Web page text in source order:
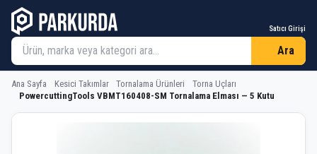
Satıcı Girişi
Ara
Ana Sayfa Kesici Takımlar Tornalama Ürünleri
Torna Uçları
PowercuttingTools VBMT160408-SM Tornalama Elması — 5 Kutu
PowercuttingTools VBMT160408-SM